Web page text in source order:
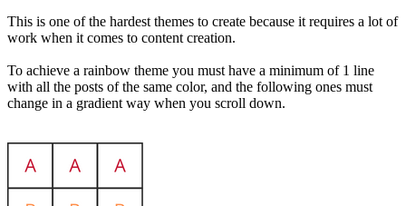
This is one of the hardest themes to create because it requires a lot of
work when it comes to content creation.
To achieve a rainbow theme you must have a minimum of 1 line
with all the posts of the same color, and the following ones must
change in a gradient way when you scroll down.